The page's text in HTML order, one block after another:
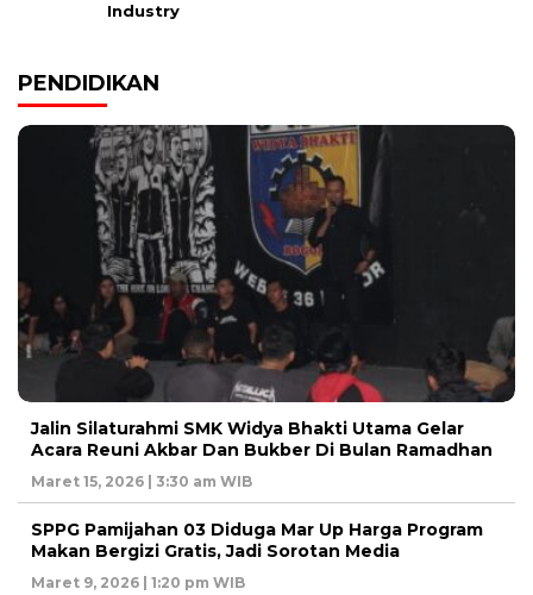
Industry
PENDIDIKAN
Jalin Silaturahmi SMK Widya Bhakti Utama Gelar
Acara Reuni Akbar Dan Bukber Di Bulan Ramadhan
Maret 15, 2026 | 3:30 am WIB
SPPG Pamijahan 03 Diduga Mar Up Harga Program
Makan Bergizi Gratis, Jadi Sorotan Media
Maret 9, 2026 | 1:20 pm WIB